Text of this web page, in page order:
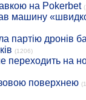
на Pokerbet
машину
партію дронів
(1206)
переходить на
поверхнею